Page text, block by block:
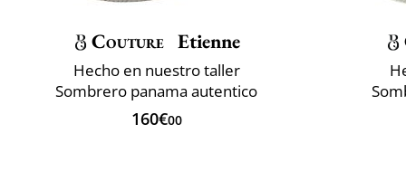
Couture Etienne
Hecho en nuestro taller
Sombrero panama autentico
160€00